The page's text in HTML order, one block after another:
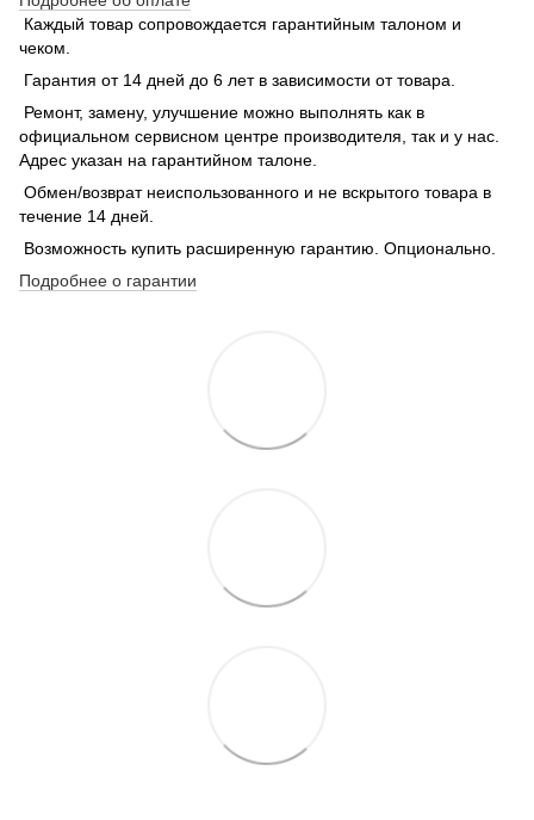
Каждый товар сопровождается гарантийным талоном и
чеком.
Гарантия от 14 дней до 6 лет в зависимости от товара.
Ремонт, замену, улучшение можно выполнять как в
официальном сервисном центре производителя, так и у нас.
Адрес указан на гарантийном талоне.
Обмен/возврат неиспользованного и не вскрытого товара в
течение 14 дней.
Возможность купить расширенную гарантию. Опционально.
Подробнее о гарантии